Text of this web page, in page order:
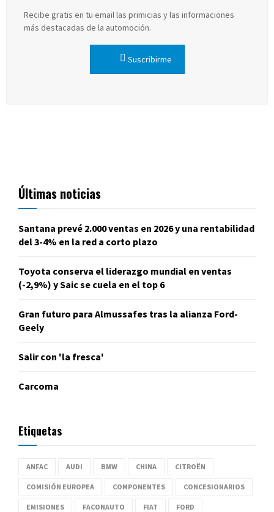
Recibe gratis en tu email las primicias y las informaciones
más destacadas de la automoción.
Suscribirme
Últimas noticias
Santana prevé 2.000 ventas en 2026 y una rentabilidad
del 3-4% en la red a corto plazo
Toyota conserva el liderazgo mundial en ventas
(-2,9%) y Saic se cuela en el top 6
Gran futuro para Almussafes tras la alianza Ford-
Geely
Salir con 'la fresca'
Carcoma
Etiquetas
ANFAC AUDI BMW CHINA CITROËN
COMISIÓN EUROPEA COMPONENTES CONCESIONARIOS
EMISIONES FACONAUTO FIAT FORD